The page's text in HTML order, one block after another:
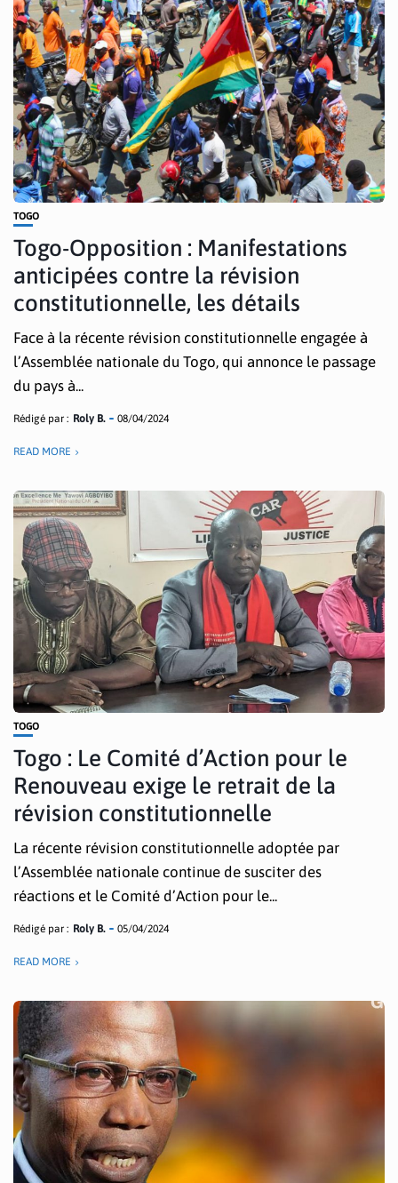
TOGO
Togo-Opposition : Manifestations
anticipées contre la révision
constitutionnelle, les détails
Face à la récente révision constitutionnelle engagée à
l’Assemblée nationale du Togo, qui annonce le passage
du pays à...
Rédigé par : Roly B. 08/04/2024
READ MORE
TOGO
Togo : Le Comité d’Action pour le
Renouveau exige le retrait de la
révision constitutionnelle
La récente révision constitutionnelle adoptée par
l’Assemblée nationale continue de susciter des
réactions et le Comité d’Action pour le...
Rédigé par : Roly B. 05/04/2024
READ MORE